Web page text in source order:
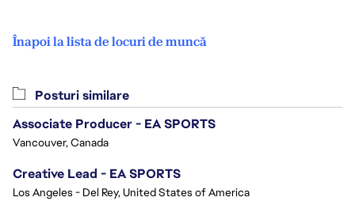
Înapoi la lista de locuri de muncă
Posturi similare
Associate Producer - EA SPORTS
Vancouver, Canada
Creative Lead - EA SPORTS
Los Angeles - Del Rey, United States of America